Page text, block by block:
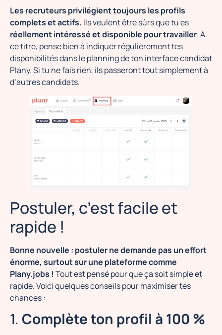
Les recruteurs privilégient toujours les profils
complets et actifs. Ils veulent être sûrs que tu es
réellement intéressé et disponible pour travailler. A
ce titre, pense bien à indiquer régulièrement tes
disponibilités dans le planning de ton interface candidat
Plany. Si tu ne fais rien, ils passeront tout simplement à
d’autres candidats.
Postuler, c’est facile et
rapide !
Bonne nouvelle : postuler ne demande pas un effort
énorme, surtout sur une plateforme comme
Plany.jobs ! Tout est pensé pour que ça soit simple et
rapide. Voici quelques conseils pour maximiser tes
chances :
1. Complète ton profil à 100 %